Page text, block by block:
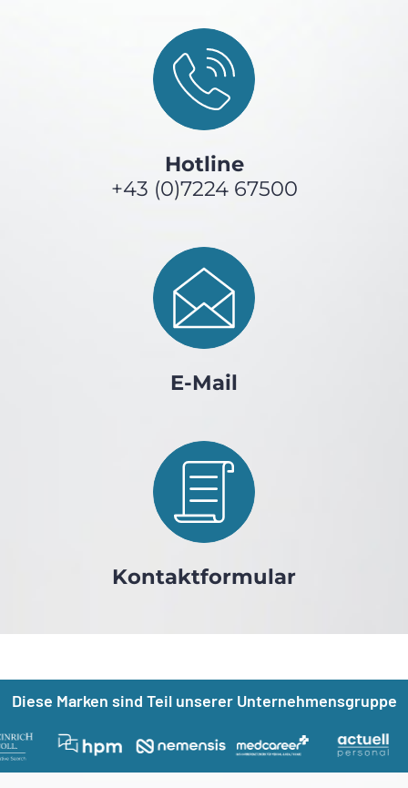
Hotline
+43 (0)7224 67500
E-Mail
Kontakt­formular
Nützliche Links
Diese Marken sind Teil unserer Unternehmensgruppe